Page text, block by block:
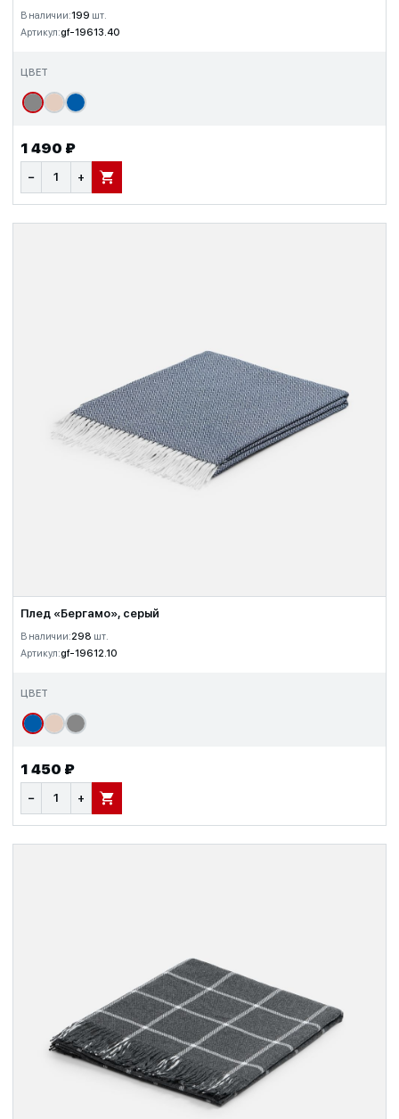
В наличии:199 шт.
Артикул:gf-19613.40
ЦВЕТ
1 490 ₽
− + В КОРЗИНУ
Плед «Бергамо», серый
В наличии:298 шт.
Артикул:gf-19612.10
ЦВЕТ
1 450 ₽
− + В КОРЗИНУ